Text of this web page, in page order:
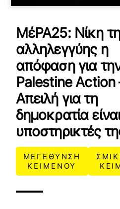
ΜέΡΑ25: Νίκη
αλληλεγγύης η
απόφαση για
Palestine Action
Απειλή για τη
δημοκρατία
υποστηρικτές
ΜΕΓΕΘΥΝΣΗ
ΚΕΙΜΕΝΟΥ